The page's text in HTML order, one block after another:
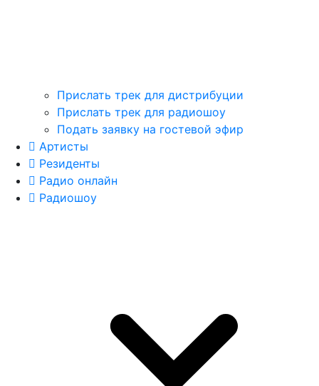
Прислать трек для дистрибуции
Прислать трек для радиошоу
Подать заявку на гостевой эфир
Артисты
Резиденты
Радио онлайн
Радиошоу